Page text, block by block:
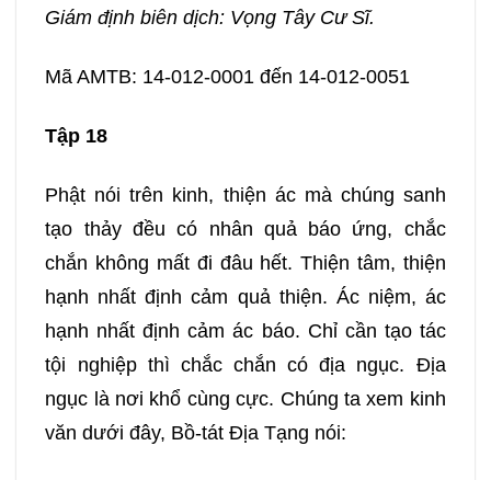
Giám định biên dịch: Vọng Tây Cư Sĩ.
Mã AMTB: 14-012-0001 đến 14-012-0051
Tập 18
Phật nói trên kinh, thiện ác mà chúng sanh
tạo thảy đều có nhân quả báo ứng, chắc
chắn không mất đi đâu hết. Thiện tâm, thiện
hạnh nhất định cảm quả thiện. Ác niệm, ác
hạnh nhất định cảm ác báo. Chỉ cần tạo tác
tội nghiệp thì chắc chắn có địa ngục. Địa
ngục là nơi khổ cùng cực. Chúng ta xem kinh
văn dưới đây, Bồ-tát Địa Tạng nói: